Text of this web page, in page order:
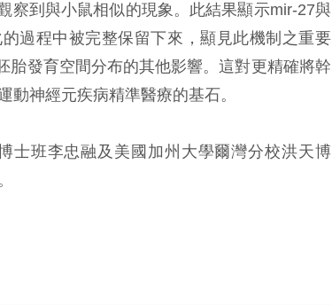
察到與小鼠相似的現象。此結果顯示mir-27與
過程中被完整保留下來，顯見此機制之重要
胎發育空間分布的其他影響。這對更精確將幹
神經元疾病精準醫療的基石。
班李忠融及美國加州大學爾灣分校洪天博